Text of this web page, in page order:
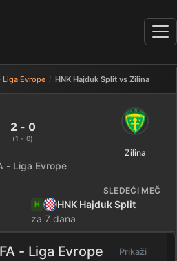
Liga Evrope HNK Hajduk Split vs Zilina
2 - 0 Zilina —
2 - 0
(1 - 0)
Zilina
- Liga Evrope
SLEDEĆI MEČ
H
HNK Hajduk Split
za 7 dana
- Liga Evrope Prikaži